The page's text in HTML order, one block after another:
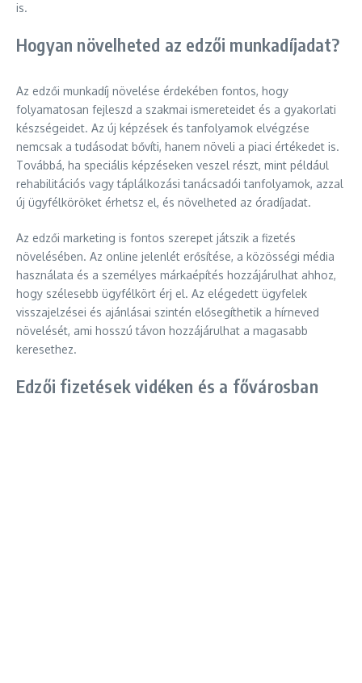
is.
Hogyan növelheted az edzői munkadíjadat?
Az edzői munkadíj növelése érdekében fontos, hogy
folyamatosan fejleszd a szakmai ismereteidet és a gyakorlati
készségeidet. Az új képzések és tanfolyamok elvégzése
nemcsak a tudásodat bővíti, hanem növeli a piaci értékedet is.
Továbbá, ha speciális képzéseken veszel részt, mint például
rehabilitációs vagy táplálkozási tanácsadói tanfolyamok, azzal
új ügyfélköröket érhetsz el, és növelheted az óradíjadat.
Az edzői marketing is fontos szerepet játszik a fizetés
növelésében. Az online jelenlét erősítése, a közösségi média
használata és a személyes márkaépítés hozzájárulhat ahhoz,
hogy szélesebb ügyfélkört érj el. Az elégedett ügyfelek
visszajelzései és ajánlásai szintén elősegíthetik a hírneved
növelését, ami hosszú távon hozzájárulhat a magasabb
keresethez.
Edzői fizetések vidéken és a fővárosban